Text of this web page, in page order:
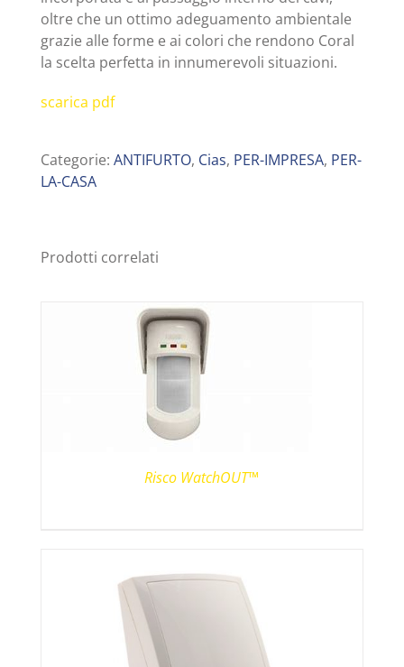
oltre che un ottimo adeguamento ambientale
grazie alle forme e ai colori che rendono Coral
la scelta perfetta in innumerevoli situazioni.
scarica pdf
Categorie: ANTIFURTO, Cias, PER-IMPRESA, PER-
LA-CASA
Prodotti correlati
Risco WatchOUT™